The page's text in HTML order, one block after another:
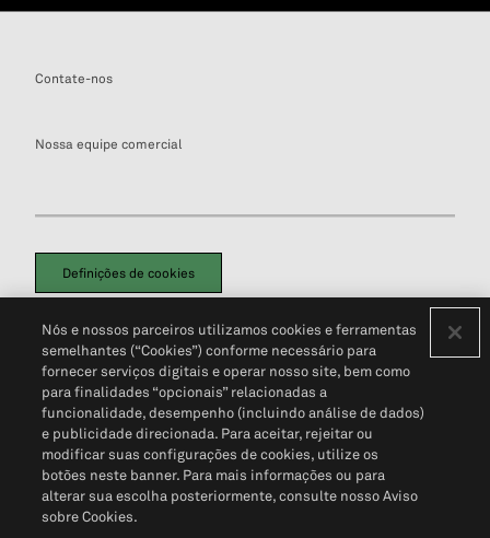
Contate-nos
Nossa equipe comercial
Definições de cookies
Política de PrivacidadePortal de privacidade do cliente (em inglês)
Não Venda Minhas Informações Pessoais© 2026 S&P Global
Nós e nossos parceiros utilizamos cookies e ferramentas
semelhantes (“Cookies”) conforme necessário para
fornecer serviços digitais e operar nosso site, bem como
para finalidades “opcionais” relacionadas a
funcionalidade, desempenho (incluindo análise de dados)
e publicidade direcionada. Para aceitar, rejeitar ou
modificar suas configurações de cookies, utilize os
botões neste banner. Para mais informações ou para
alterar sua escolha posteriormente, consulte nosso Aviso
sobre Cookies.